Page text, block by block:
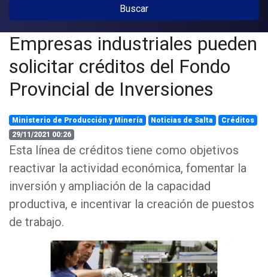
Buscar
Empresas industriales pueden
solicitar créditos del Fondo
Provincial de Inversiones
Ministerio de Producción y Minería Noticias de Salta
Créditos
29/11/2021 00:26
Esta línea de créditos tiene como objetivos
reactivar la actividad económica, fomentar la
inversión y ampliación de la capacidad
productiva, e incentivar la creación de puestos
de trabajo.